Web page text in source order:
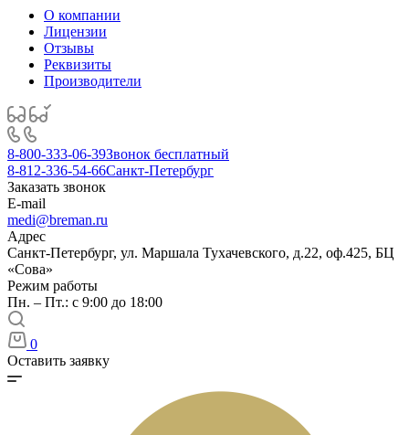
О компании
Лицензии
Отзывы
Реквизиты
Производители
8-800-333-06-39Звонок бесплатный
8-812-336-54-66Санкт-Петербург
Заказать звонок
E-mail
medi@breman.ru
Адрес
Санкт-Петербург, ул. Маршала Тухачевского, д.22, оф.425, БЦ
«Сова»
Режим работы
Пн. – Пт.: с 9:00 до 18:00
0
Оставить заявку